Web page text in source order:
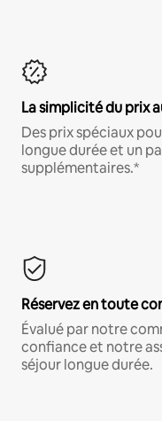
La simplicité du prix
Des prix spéciaux
longue durée et un
supplémentaires.*
Réservez en toute
Évalué par notre
confiance et notre
séjour longue durée.